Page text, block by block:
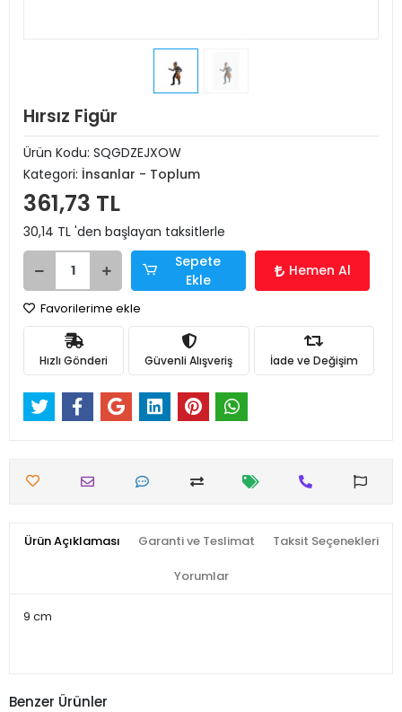
Hırsız Figür
Ürün Kodu: SQGDZEJXOW
Kategori: İnsanlar - Toplum
361,73 TL
30,14 TL 'den başlayan taksitlerle
Sepete
Ekle
Hemen Al
Favorilerime ekle
Hızlı Gönderi Güvenli Alışveriş İade ve Değişim
Ürün Açıklaması Garanti ve Teslimat Taksit Seçenekleri
Yorumlar
9 cm
Benzer Ürünler